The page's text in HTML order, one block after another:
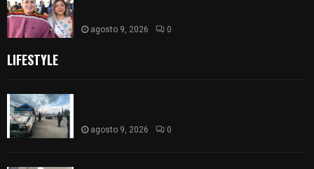
agosto 9, 2026 0
LIFESTYLE
agosto 9, 2026 0